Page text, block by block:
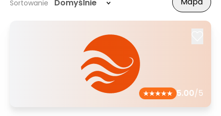
Sortowanie Domyślnie
5.00/5